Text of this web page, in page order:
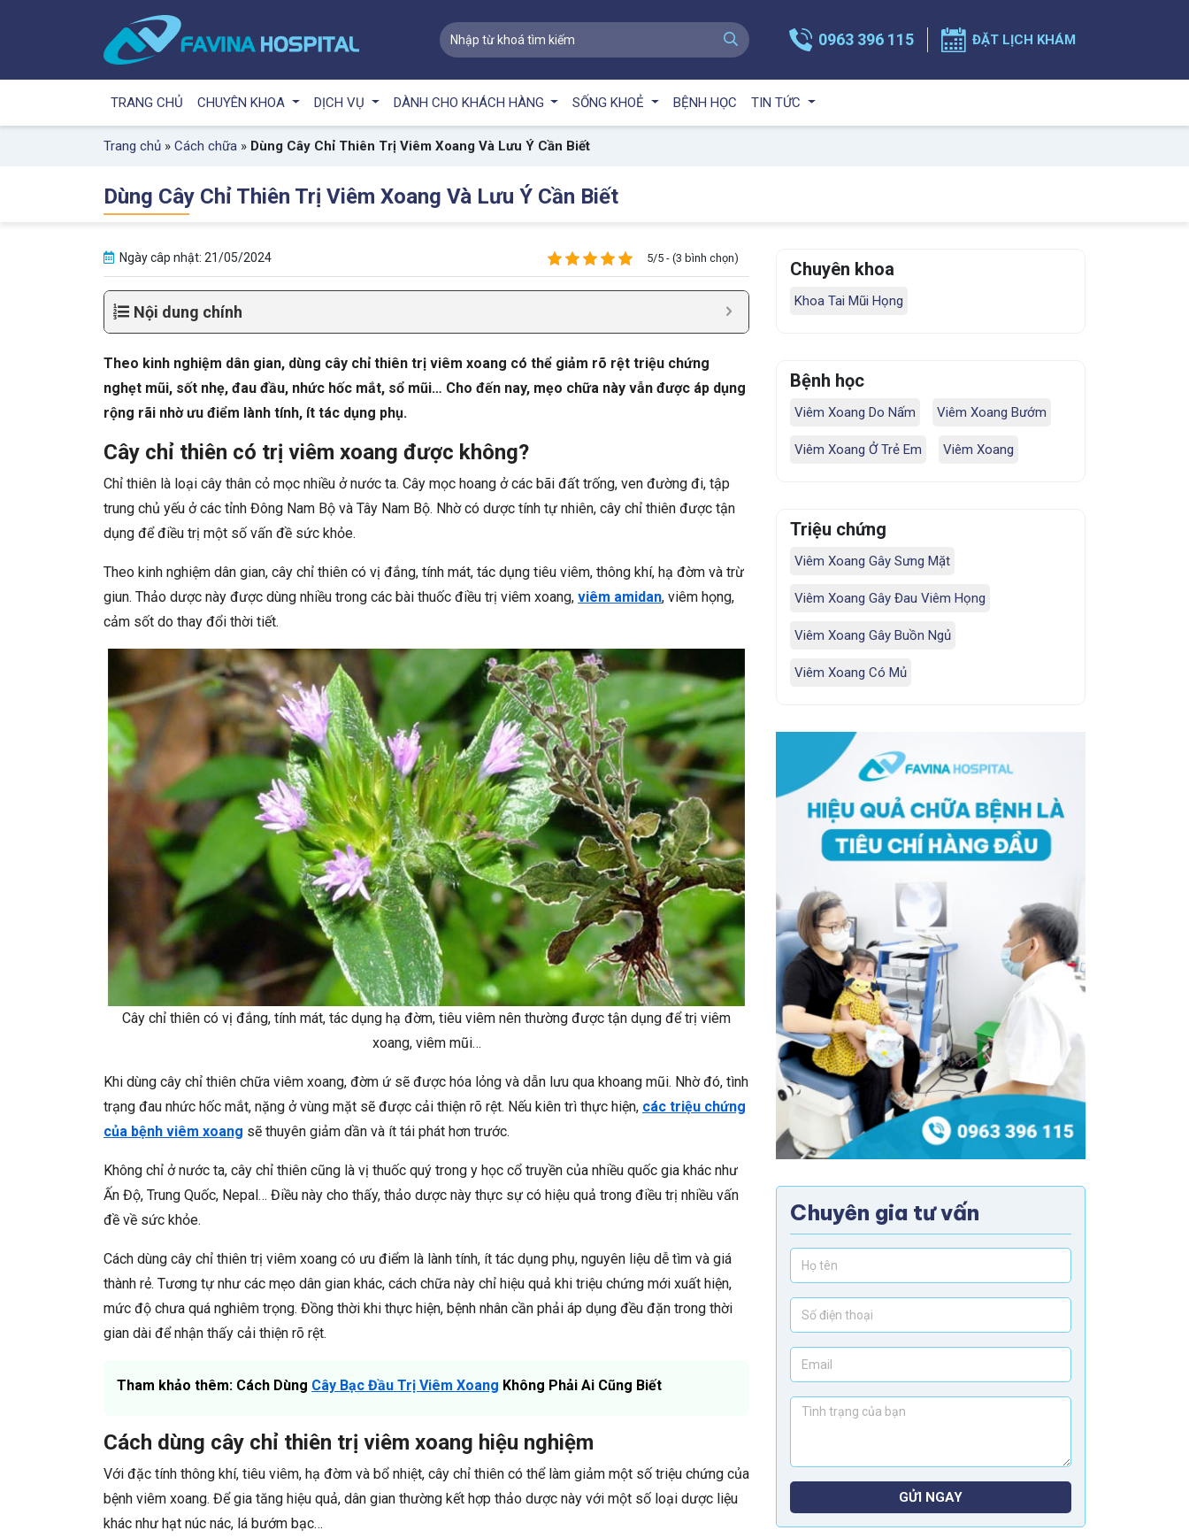
0963 396 115 ĐẶT LỊCH KHÁM
TRANG CHỦ CHUYÊN KHOA DỊCH VỤ DÀNH CHO KHÁCH HÀNG SỐNG KHOẺ BỆNH HỌC TIN TỨC
Trang chủ » Cách chữa » Dùng Cây Chỉ Thiên Trị Viêm Xoang Và Lưu Ý Cần Biết
Dùng Cây Chỉ Thiên Trị Viêm Xoang Và Lưu Ý Cần Biết
Ngày câp nhật: 21/05/2024 5/5 - (3 bình chọn)
Nội dung chính
Theo kinh nghiệm dân gian, dùng cây chỉ thiên trị viêm xoang có thể giảm rõ rệt triệu chứng
nghẹt mũi, sốt nhẹ, đau đầu, nhức hốc mắt, sổ mũi… Cho đến nay, mẹo chữa này vẫn được áp dụng
rộng rãi nhờ ưu điểm lành tính, ít tác dụng phụ.
Cây chỉ thiên có trị viêm xoang được không?
Chỉ thiên là loại cây thân cỏ mọc nhiều ở nước ta. Cây mọc hoang ở các bãi đất trống, ven đường đi, tập
trung chủ yếu ở các tỉnh Đông Nam Bộ và Tây Nam Bộ. Nhờ có dược tính tự nhiên, cây chỉ thiên được tận
dụng để điều trị một số vấn đề sức khỏe.
Theo kinh nghiệm dân gian, cây chỉ thiên có vị đắng, tính mát, tác dụng tiêu viêm, thông khí, hạ đờm và trừ
giun. Thảo dược này được dùng nhiều trong các bài thuốc điều trị viêm xoang, viêm amidan, viêm họng,
cảm sốt do thay đổi thời tiết.
Cây chỉ thiên có vị đắng, tính mát, tác dụng hạ đờm, tiêu viêm nên thường được tận dụng để trị viêm
xoang, viêm mũi…
Khi dùng cây chỉ thiên chữa viêm xoang, đờm ứ sẽ được hóa lỏng và dẫn lưu qua khoang mũi. Nhờ đó, tình
trạng đau nhức hốc mắt, nặng ở vùng mặt sẽ được cải thiện rõ rệt. Nếu kiên trì thực hiện, các triệu chứng
của bệnh viêm xoang sẽ thuyên giảm dần và ít tái phát hơn trước.
Không chỉ ở nước ta, cây chỉ thiên cũng là vị thuốc quý trong y học cổ truyền của nhiều quốc gia khác như
Ấn Độ, Trung Quốc, Nepal… Điều này cho thấy, thảo dược này thực sự có hiệu quả trong điều trị nhiều vấn
đề về sức khỏe.
Cách dùng cây chỉ thiên trị viêm xoang có ưu điểm là lành tính, ít tác dụng phụ, nguyên liệu dễ tìm và giá
thành rẻ. Tương tự như các mẹo dân gian khác, cách chữa này chỉ hiệu quả khi triệu chứng mới xuất hiện,
mức độ chưa quá nghiêm trọng. Đồng thời khi thực hiện, bệnh nhân cần phải áp dụng đều đặn trong thời
gian dài để nhận thấy cải thiện rõ rệt.
Tham khảo thêm: Cách Dùng Cây Bạc Đầu Trị Viêm Xoang Không Phải Ai Cũng Biết
Cách dùng cây chỉ thiên trị viêm xoang hiệu nghiệm
Với đặc tính thông khí, tiêu viêm, hạ đờm và bổ nhiệt, cây chỉ thiên có thể làm giảm một số triệu chứng của
bệnh viêm xoang. Để gia tăng hiệu quả, dân gian thường kết hợp thảo dược này với một số loại dược liệu
khác như hạt núc nác, lá bướm bạc…
Chuyên khoa
Khoa Tai Mũi Họng
Bệnh học
Viêm Xoang Do Nấm Viêm Xoang Bướm
Viêm Xoang Ở Trẻ Em Viêm Xoang
Triệu chứng
Viêm Xoang Gây Sưng Mặt
Viêm Xoang Gây Đau Viêm Họng
Viêm Xoang Gây Buồn Ngủ
Viêm Xoang Có Mủ
Chuyên gia tư vấn
GỬI NGAY